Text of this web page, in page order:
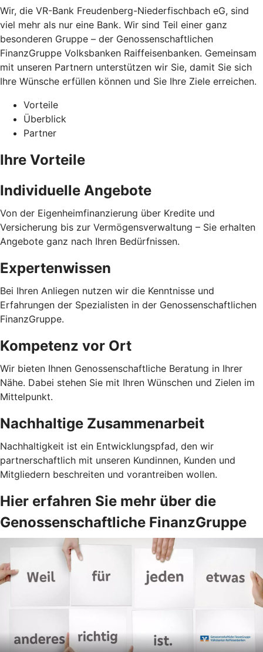
Wir, die VR-Bank Freudenberg-Niederfischbach eG, sind
viel mehr als nur eine Bank. Wir sind Teil einer ganz
besonderen Gruppe – der Genossenschaftlichen
FinanzGruppe Volksbanken Raiffeisenbanken. Gemeinsam
mit unseren Partnern unterstützen wir Sie, damit Sie sich
Ihre Wünsche erfüllen können und Sie Ihre Ziele erreichen.
Vorteile
Überblick
Partner
Ihre Vorteile
Individuelle Angebote
Von der Eigenheimfinanzierung über Kredite und
Versicherung bis zur Vermögensverwaltung – Sie erhalten
Angebote ganz nach Ihren Bedürfnissen.
Expertenwissen
Bei Ihren Anliegen nutzen wir die Kenntnisse und
Erfahrungen der Spezialisten in der Genossenschaftlichen
FinanzGruppe.
Kompetenz vor Ort
Wir bieten Ihnen Genossenschaftliche Beratung in Ihrer
Nähe. Dabei stehen Sie mit Ihren Wünschen und Zielen im
Mittelpunkt.
Nachhaltige Zusammenarbeit
Nachhaltigkeit ist ein Entwicklungspfad, den wir
partnerschaftlich mit unseren Kundinnen, Kunden und
Mitgliedern beschreiten und vorantreiben wollen.
Hier erfahren Sie mehr über die
Genossenschaftliche FinanzGruppe